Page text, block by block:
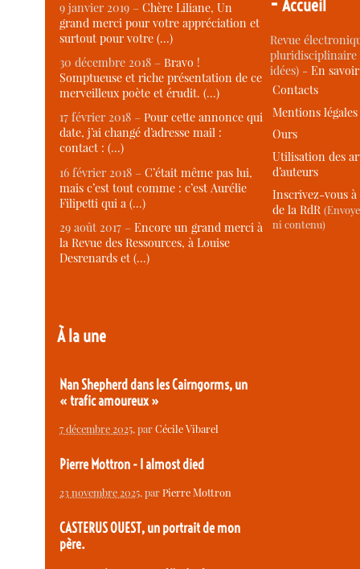
9 janvier 2019 –Chère Liliane, Un
grand merci pour votre appréciation et
surtout pour votre (…)
30 décembre 2018 –Bravo !
Somptueuse et riche présentation de ce
merveilleux poète et érudit. (…)
17 février 2018 –Pour cette annonce qui
date, j’ai changé d’adresse mail :
contact : (…)
16 février 2018 –C’était même pas lui,
mais c’est tout comme : c’est Aurélie
Filipetti qui a (…)
29 août 2017 –Encore un grand merci à
la Revue des Ressources, à Louise
Desrenards et (…)
À la une
Nan Shepherd dans les Cairngorms, un
« trafic amoureux »
7 décembre 2025, parCécile Vibarel
Pierre Mottron - I almost died
23 novembre 2025, parPierre Mottron
CASTERUS OUEST, un portrait de mon
père.
Accueil
Revue
idées) -En
Contacts
Mentions légales
Ours
Utilisation des
d’auteurs
Inscrivez-vous
de la RdR
ni contenu)